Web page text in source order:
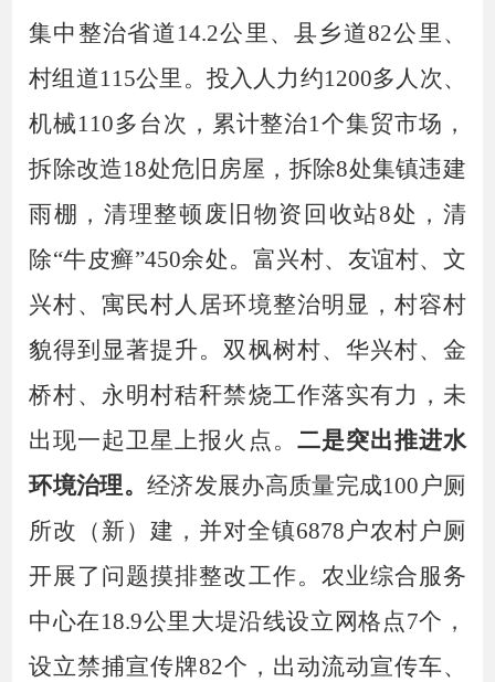
集中整治省道14.2公里、县乡道82公里、
村组道115公里。投入人力约1200多人次、
机械110多台次，累计整治1个集贸市场，
拆除改造18处危旧房屋，拆除8处集镇违建
雨棚，清理整顿废旧物资回收站8处，清
除“牛皮癣”450余处。富兴村、友谊村、文
兴村、寓民村人居环境整治明显，村容村
貌得到显著提升。双枫树村、华兴村、金
桥村、永明村秸秆禁烧工作落实有力，未
出现一起卫星上报火点。 二是突出推进水
环境治理。 经济发展办高质量完成100户厕
所改（新）建，并对全镇6878户农村户厕
开展了问题摸排整改工作。农业综合服务
中心在18.9公里大堤沿线设立网格点7个，
设立禁捕宣传牌82个，出动流动宣传车、